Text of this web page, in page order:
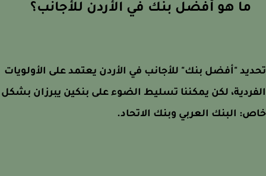
ما هو أفضل بنك في الأردن للأجانب؟
"أفضل بنك" للأجانب في الأردن يعتمد على الأولويات
لكن يمكننا تسليط الضوء على بنكين يبرزان بشكل
البنك العربي وبنك الاتحاد.